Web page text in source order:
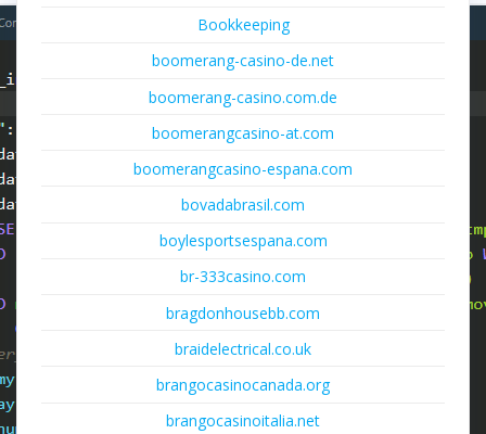
Bookkeeping
boomerang-casino-de.net
boomerang-casino.com.de
boomerangcasino-at.com
boomerangcasino-espana.com
bovadabrasil.com
boylesportsespana.com
br-333casino.com
bragdonhousebb.com
braidelectrical.co.uk
brangocasinocanada.org
brangocasinoitalia.net